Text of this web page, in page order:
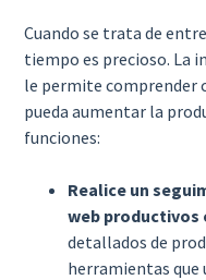
Cuando se trata de
tiempo es precioso. La
le permite comprender
pueda aumentar la
funciones:
Realice un
web productivos
detallados de
herramientas